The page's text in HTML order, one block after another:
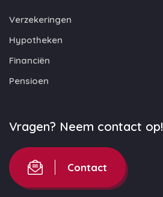
Verzekeringen
Hypotheken
Financiën
Pensioen
Vragen? Neem contact op!
Contact